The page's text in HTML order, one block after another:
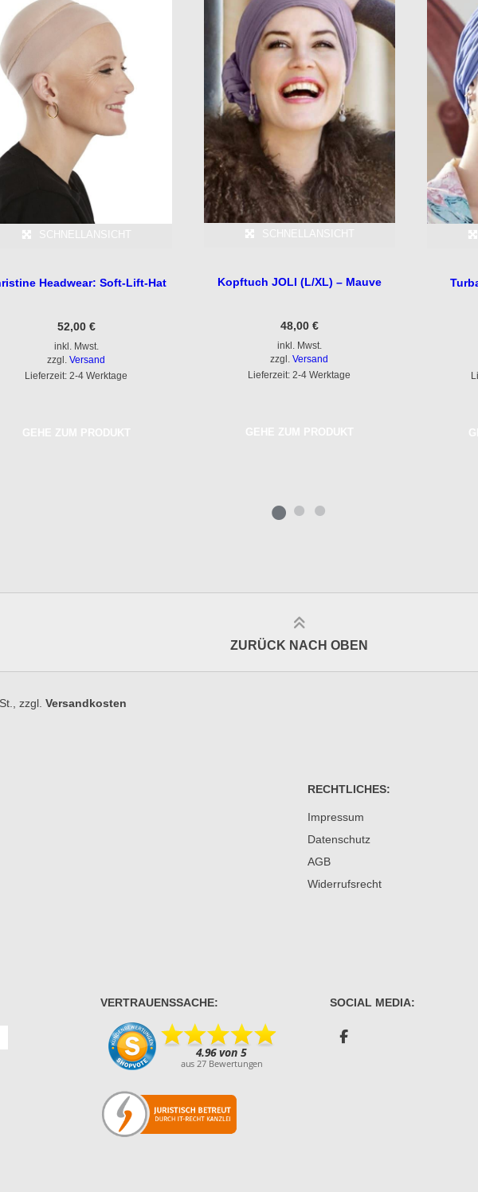
SCHNELLANSICHT
Headwear: Soft-Lift-Hat
52,00 €
inkl. Mwst.
zzgl.Versand
Lieferzeit: 2-4 Werktage
SCHNELLANSICHT
Kopftuch JOLI (L/XL) – Mauve
48,00 €
inkl. Mwst.
zzgl.Versand
Lieferzeit: 2-4 Werktage
ZURÜCK NACH OBEN
zzgl. Versandkosten
RECHTLICHES:
Impressum
Datenschutz
AGB
Widerrufsrecht
VERTRAUENSSACHE: SOCIAL MEDIA: